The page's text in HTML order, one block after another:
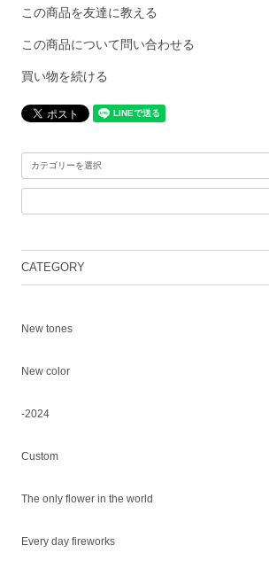
この商品を友達に教える
この商品について問い合わせる
買い物を続ける
CATEGORY
New tones
New color
-2024
Custom
The only flower in the world
Every day fireworks